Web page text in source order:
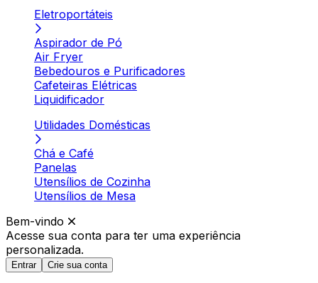
Eletroportáteis
Aspirador de Pó
Air Fryer
Bebedouros e Purificadores
Cafeteiras Elétricas
Liquidificador
Utilidades Domésticas
Chá e Café
Panelas
Utensílios de Cozinha
Utensílios de Mesa
Bem-vindo
Acesse sua conta para ter uma experiência
personalizada.
Entrar Crie sua conta